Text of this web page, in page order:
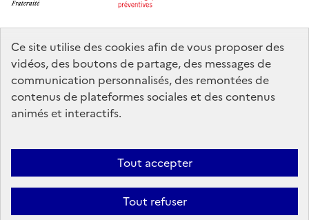
Ce site utilise des cookies afin de vous proposer des
vidéos, des boutons de partage, des messages de
communication personnalisés, des remontées de
contenus de plateformes sociales et des contenus
animés et interactifs.
Tout accepter
Tout refuser
legifrance.gouv.fr
info.gouv.fr
service-public.gouv.fr
data.gouv.fr
Nous contacter Mentions légales
Accessibilité : partiellement
Politique d’utilisation des témoins de connexion (cookies)
Politique générale de protection des données